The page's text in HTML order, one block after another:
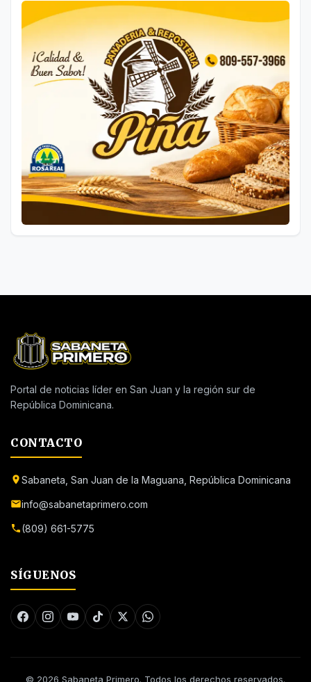
Portal de noticias líder en San Juan y la región sur de
República Dominicana.
CONTACTO
Sabaneta, San Juan de la Maguana, República Dominicana
info@sabanetaprimero.com
(809) 661-5775
SÍGUENOS
© 2026 Sabaneta Primero. Todos los derechos reservados.